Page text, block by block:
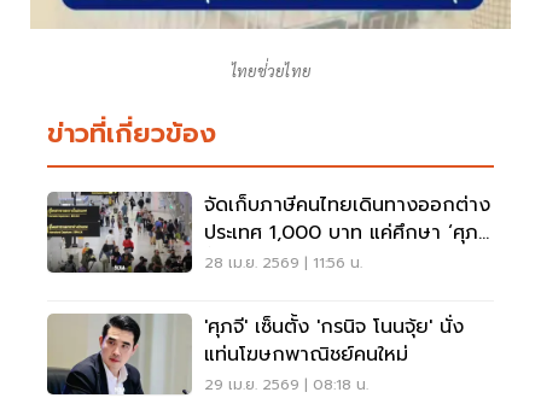
ไทยช่่วยไทย
ข่าวที่เกี่ยวข้อง
จัดเก็บภาษีคนไทยเดินทางออกต่าง
ประเทศ 1,000 บาท แค่ศึกษา ‘ศุภจี’
ชี้ต้องพิจารณารอบคอบ
28 เม.ย. 2569 | 11:56 น.
'ศุภจี' เซ็นตั้ง 'กรนิจ โนนจุ้ย' นั่ง
แท่นโฆษกพาณิชย์คนใหม่
29 เม.ย. 2569 | 08:18 น.